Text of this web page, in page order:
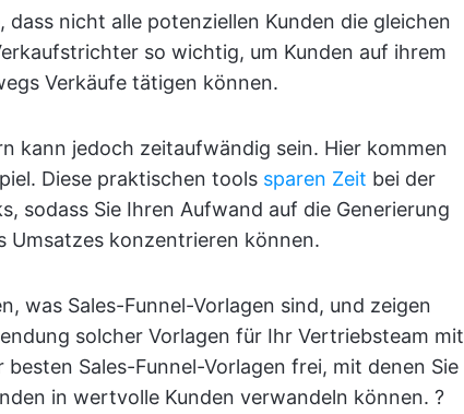
nicht alle potenziellen Kunden die gleichen
so wichtig, um Kunden auf ihrem
Verkäufe tätigen können.
kann jedoch zeitaufwändig sein. Hier kommen
Diese praktischen tools sparen Zeit bei der
sodass Sie Ihren Aufwand auf die Generierung
Umsatzes konzentrieren können.
was Sales-Funnel-Vorlagen sind, und zeigen
solcher Vorlagen für Ihr Vertriebsteam mit
Sales-Funnel-Vorlagen frei, mit denen Sie
in wertvolle Kunden verwandeln können. ?